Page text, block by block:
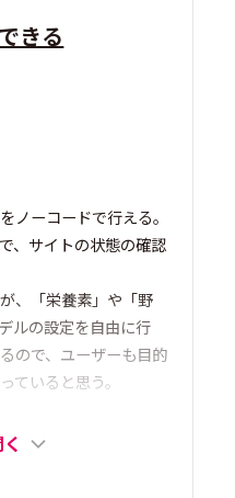
きる
ノーコードで行える。
、サイトの状態の確認
、「栄養素」や「野
ルの設定を自由に行
ので、ユーザーも目的
ていると思う。